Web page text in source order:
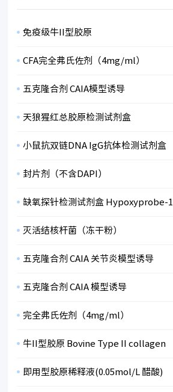
免疫级牛II型胶原
CFA完全弗氏佐剂（4mg/ml）
五克隆合剂 CAIA模型诱导
天狼猩红总胶原检测试剂盒
小鼠抗双链DNA IgG抗体检测试剂盒
封片剂（不含DAPI）
缺氧探针检测试剂盒 Hypoxyprobe-1
灭活结核杆菌（冻干粉）
五克隆合剂 CAIA 关节炎模型诱导
五克隆合剂 CAIA 模型诱导
完全弗氏佐剂（4mg/ml）
牛II型胶原 Bovine Type II collagen
即用型胶原稀释液(0.05mol/L 醋酸)